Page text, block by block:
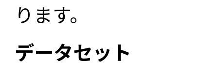
ります。
データセット